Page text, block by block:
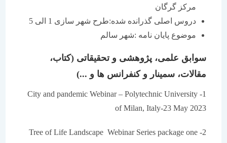
مرکز گرگان
دروس اصلی گذرانده شده:طرح شهر سازی 1 الی 5
موضوع پایان نامه :شهر سالم
سوابق علمی، پژوهشی و تحقیقاتی (کتاب،
مقالات، سمینار و کنفرانس ها و ...)
1- City and pandemic Webinar – Polytechnic University
of Milan, Italy-23 May 2023
2- Tree of Life Landscape Webinar Series package one